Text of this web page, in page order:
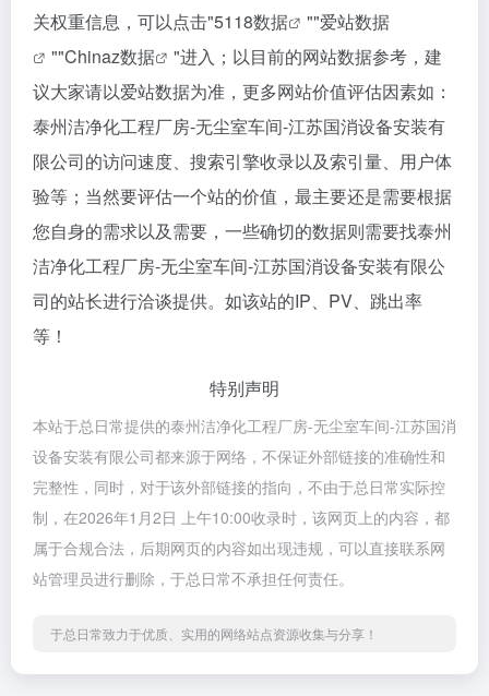
关权重信息，可以点击"5118数据 ""爱站数据
""Chinaz数据
"进入；以目前的网站数据参考，建
议大家请以爱站数据为准，更多网站价值评估因素如：
泰州洁净化工程厂房-无尘室车间-江苏国消设备安装有
限公司的访问速度、搜索引擎收录以及索引量、用户体
验等；当然要评估一个站的价值，最主要还是需要根据
您自身的需求以及需要，一些确切的数据则需要找泰州
洁净化工程厂房-无尘室车间-江苏国消设备安装有限公
司的站长进行洽谈提供。如该站的IP、PV、跳出率
等！
特别声明
本站于总日常提供的泰州洁净化工程厂房-无尘室车间-江苏国消
设备安装有限公司都来源于网络，不保证外部链接的准确性和
完整性，同时，对于该外部链接的指向，不由于总日常实际控
制，在2026年1月2日 上午10:00收录时，该网页上的内容，都
属于合规合法，后期网页的内容如出现违规，可以直接联系网
站管理员进行删除，于总日常不承担任何责任。
于总日常致力于优质、实用的网络站点资源收集与分享！